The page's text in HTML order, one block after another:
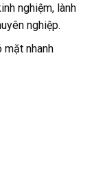
nghiệm, lành
nghiệp.
mặt nhanh